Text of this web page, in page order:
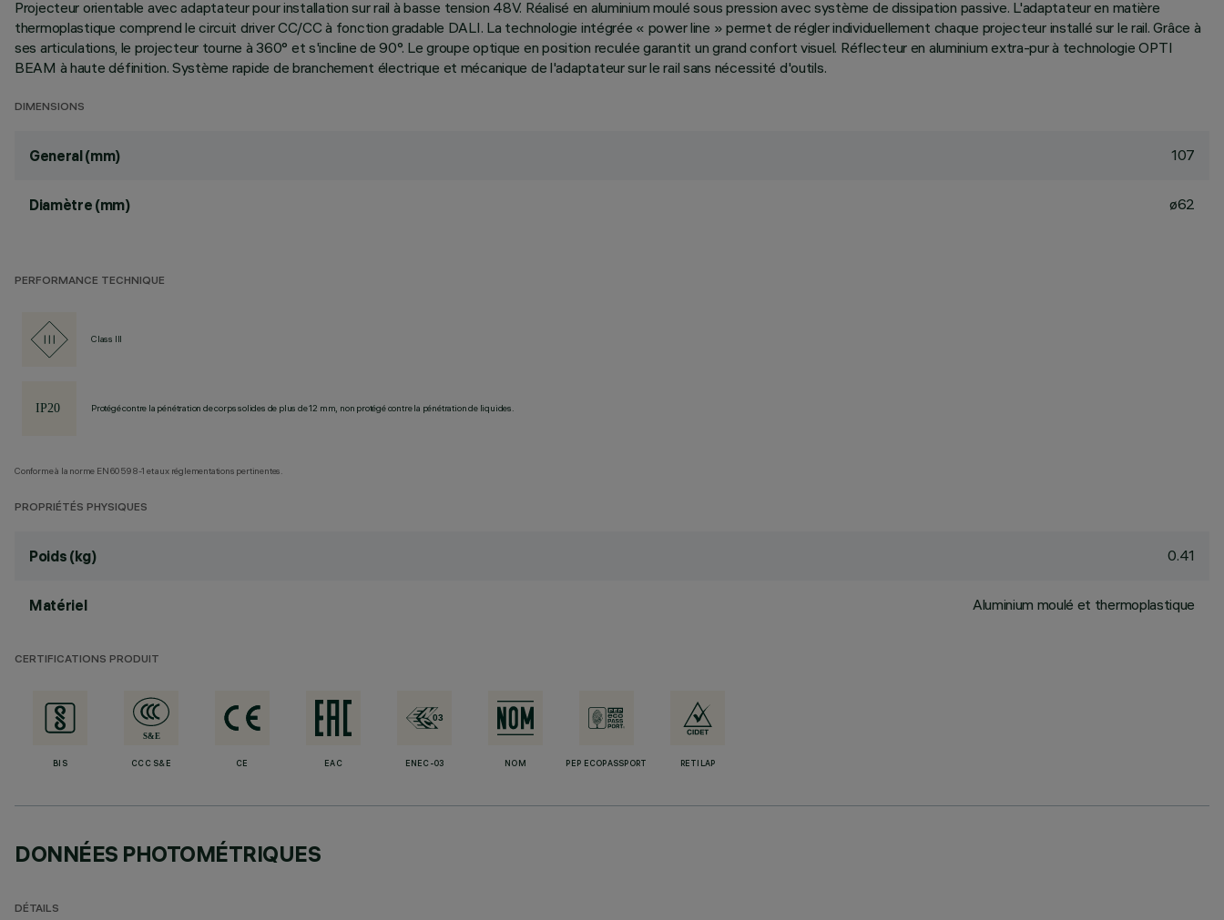
Projecteur orientable avec adaptateur pour installation sur rail à basse tension 48V. Réalisé en aluminium moulé sous pression avec système de dissipation passive. L'adaptateur en matière
thermoplastique comprend le circuit driver CC/CC à fonction gradable DALI. La technologie intégrée « power line » permet de régler individuellement chaque projecteur installé sur le rail. Grâce à
ses articulations, le projecteur tourne à 360° et s'incline de 90°. Le groupe optique en position reculée garantit un grand confort visuel. Réflecteur en aluminium extra-pur à technologie OPTI
BEAM à haute définition. Système rapide de branchement électrique et mécanique de l'adaptateur sur le rail sans nécessité d'outils.
DIMENSIONS
General (mm) 107
Diamètre (mm) ø62
PERFORMANCE TECHNIQUE
Class III
Protégé contre la pénétration de corps solides de plus de 12 mm, non protégé contre la pénétration de liquides.
Conforme à la norme EN60598-1 et aux réglementations pertinentes.
PROPRIÉTÉS PHYSIQUES
Poids (kg) 0.41
Matériel Aluminium moulé et thermoplastique
CERTIFICATIONS PRODUIT
BIS CCC S&E CE EAC ENEC-03 NOM PEP ECOPASSPORT RETILAP
DONNÉES PHOTOMÉTRIQUES
DÉTAILS